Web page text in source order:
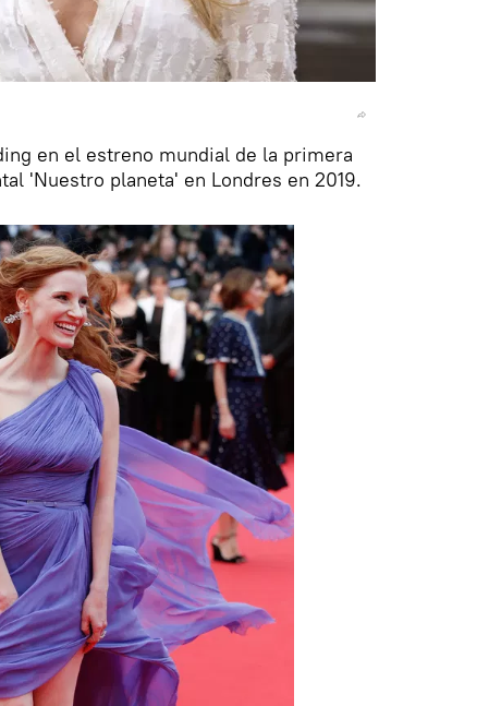
en el estreno mundial de la primera
'Nuestro planeta' en Londres en 2019.